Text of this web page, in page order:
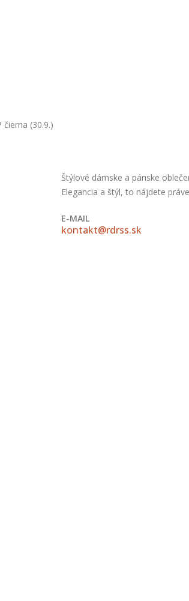
čierna (30.9.)
Štýlové dámske a pánske
Elegancia a štýl, to nájdete
E-MAIL
kontakt@rdrss.sk